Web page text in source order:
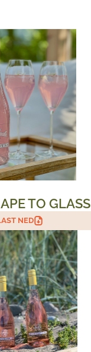
TO GLASS
NED